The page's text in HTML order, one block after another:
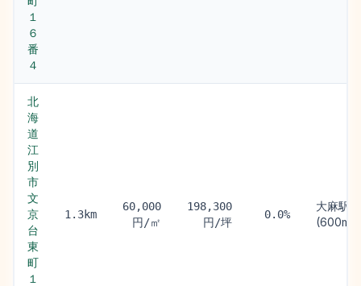
１
６
番
４
北
海
道
江
別
市
文
京
台
東
町
１
1.3km
60,000
円/㎡
198,300
円/坪
0.0%
大麻駅
(600m)